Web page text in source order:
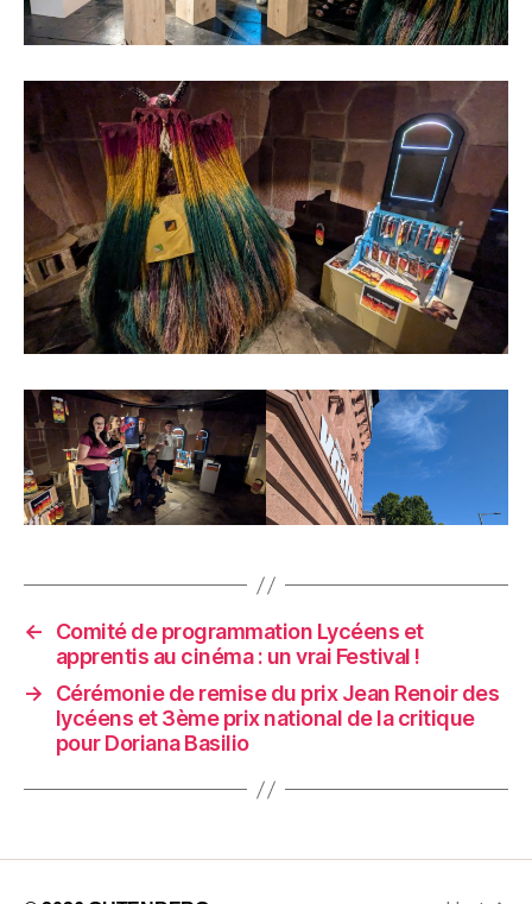
←
Comité de programmation Lycéens et
apprentis au cinéma : un vrai Festival !
→
Cérémonie de remise du prix Jean Renoir des
lycéens et 3ème prix national de la critique
pour Doriana Basilio